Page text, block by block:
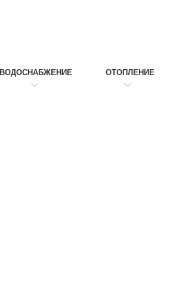
ВОДОСНАБЖЕНИЕ ОТОПЛЕНИЕ